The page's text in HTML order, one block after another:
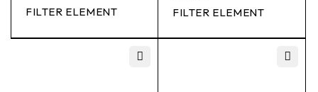
FILTER ELEMENT
FILTER ELEMENT